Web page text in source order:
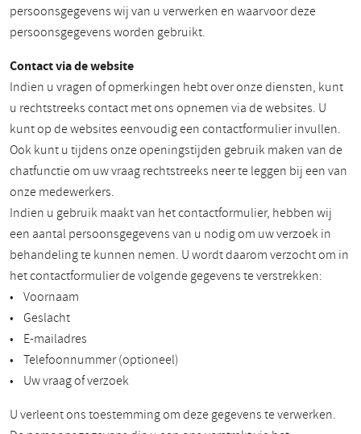
persoonsgegevens wij van u verwerken en waarvoor deze
persoonsgegevens worden gebruikt.
Contact via de website
Indien u vragen of opmerkingen hebt over onze diensten, kunt
u rechtstreeks contact met ons opnemen via de websites. U
kunt op de websites eenvoudig een contactformulier invullen.
Ook kunt u tijdens onze openingstijden gebruik maken van de
chatfunctie om uw vraag rechtstreeks neer te leggen bij een van
onze medewerkers.
Indien u gebruik maakt van het contactformulier, hebben wij
een aantal persoonsgegevens van u nodig om uw verzoek in
behandeling te kunnen nemen. U wordt daarom verzocht om in
het contactformulier de volgende gegevens te verstrekken:
• Voornaam
• Geslacht
• E-mailadres
• Telefoonnummer (optioneel)
• Uw vraag of verzoek
U verleent ons toestemming om deze gegevens te verwerken.